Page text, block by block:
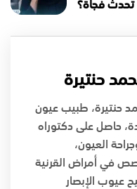
تحدث فجأة؟
حنتيرة
حنتيرة، طبيب عيون
حاصل على دكتوراه
العيون،
في أمراض القرنية
عيوب الإبصار